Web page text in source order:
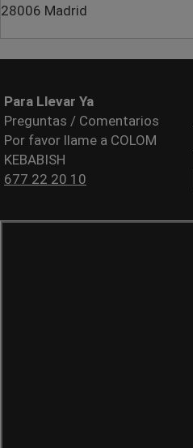
28006 Madrid
Para Llevar Ya
Preguntas / Comentarios
Por favor llame a COLOM
KEBABISH
677 22 20 10